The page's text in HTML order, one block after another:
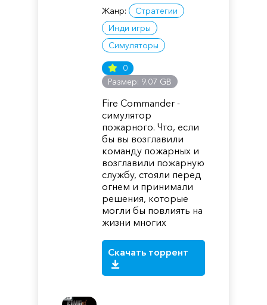
Жанр:
Стратегии
Инди игры
Симуляторы
0
Размер: 9.07 GB
Fire Commander -
симулятор
пожарного. Что, если
бы вы возглавили
команду пожарных и
возглавили пожарную
службу, стояли перед
огнем и принимали
решения, которые
могли бы повлиять на
жизни многих
Скачать торрент